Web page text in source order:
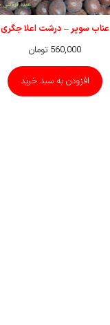
عناب سوپر – درشت اعلا جگری
560,000 تومان
افزودن به سبد خرید